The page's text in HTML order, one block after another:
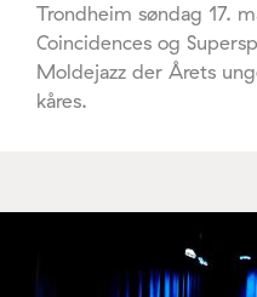
Trondheim søndag 17.
Coincidences og
Moldejazz der Årets
kåres.